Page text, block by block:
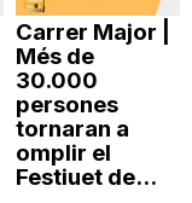
Carrer Major |
Més de
30.000
persones
tornaran a
omplir el
Festiuet de...